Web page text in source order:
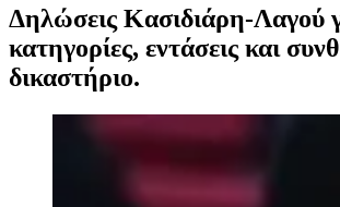
Δηλώσεις Κασιδιάρη-Λαγού
κατηγορίες, εντάσεις και
δικαστήριο.